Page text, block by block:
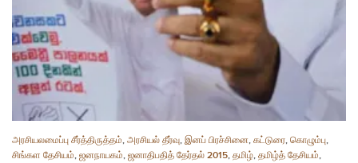
அரசியலமைப்பு சீர்த்திருத்தம், அரசியல் தீர்வு, இனப் பிரச்சினை, கட்டுரை, கொழும்பு,
சிங்கள தேசியம், ஜனநாயகம், ஜனாதிபதித் தேர்தல் 2015, தமிழ், தமிழ்த் தேசியம்,